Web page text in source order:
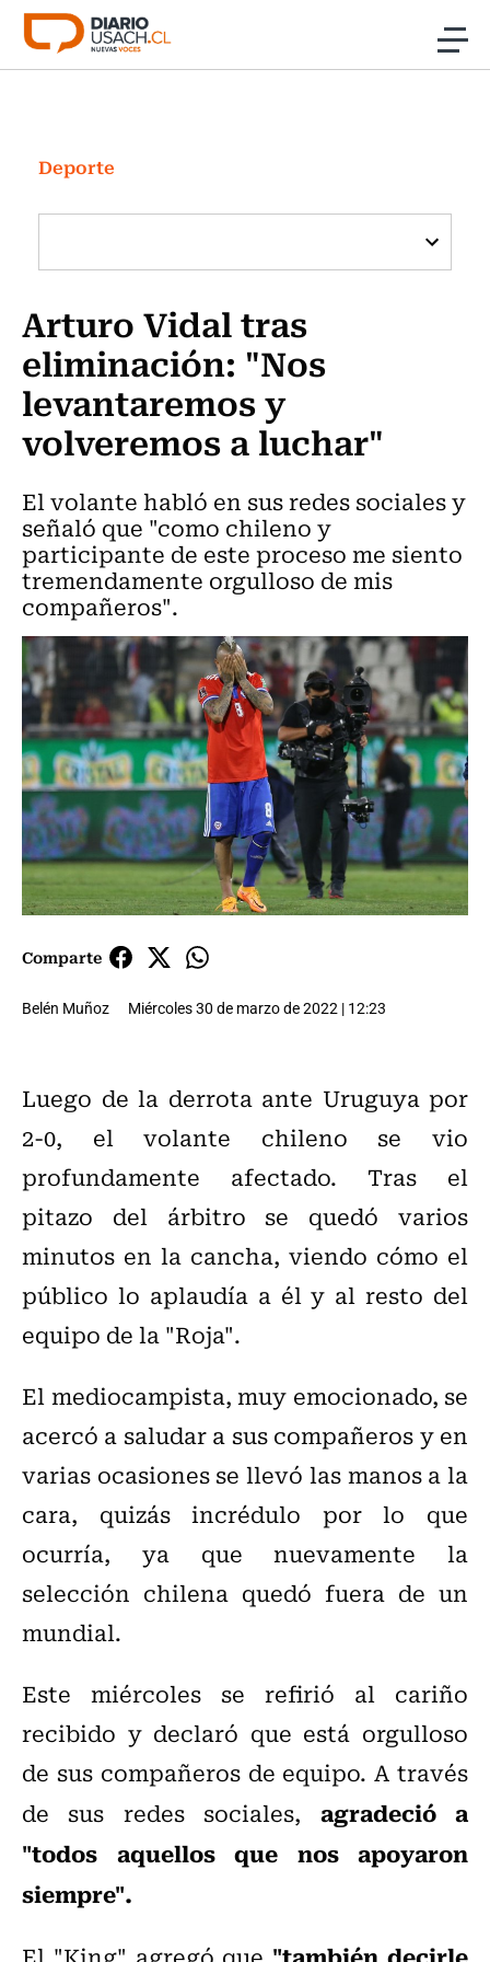
Click acá para ir directamente al contenido
Investigación
Cultura
Programas Radio y TV Usach
Deporte
Arturo Vidal tras
eliminación: "Nos
levantaremos y
volveremos a luchar"
El volante habló en sus redes sociales y
señaló que "como chileno y
participante de este proceso me siento
tremendamente orgulloso de mis
compañeros".
Comparte
Belén Muñoz Miércoles 30 de marzo de 2022 | 12:23
Luego de la derrota ante Uruguya por
2-0, el volante chileno se vio
profundamente afectado. Tras el
pitazo del árbitro se quedó varios
minutos en la cancha, viendo cómo el
público lo aplaudía a él y al resto del
equipo de la "Roja".
El mediocampista, muy emocionado, se
acercó a saludar a sus compañeros y en
varias ocasiones se llevó las manos a la
cara, quizás incrédulo por lo que
ocurría, ya que nuevamente la
selección chilena quedó fuera de un
mundial.
Este miércoles se refirió al cariño
recibido y declaró que está orgulloso
de sus compañeros de equipo. A través
de sus redes sociales, agradeció a
"todos aquellos que nos apoyaron
siempre".